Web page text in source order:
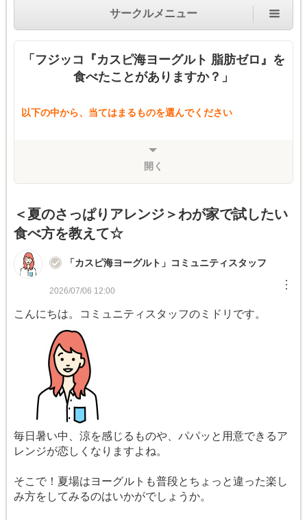
サークルメニュー
「フジッコ『カスピ海ヨーグルト 脂肪ゼロ』を
食べたことがありますか？」
以下の中から、当てはまるものを選んでください
開く
＜夏のさっぱりアレンジ＞わが家で試したい
⾷べ⽅を教えて☆
「カスピ海ヨーグルト」コミュニティスタッフ
2026/07/06 12:00 ︙
こんにちは。コミュニティスタッフのミドリです。
毎日暑い中、涼を感じるものや、パパッと用意できるア
レンジが恋しくなりますよね。
そこで！夏場はヨーグルトも普段とちょっと違った楽し
み方をしてみるのはいかがでしょうか。